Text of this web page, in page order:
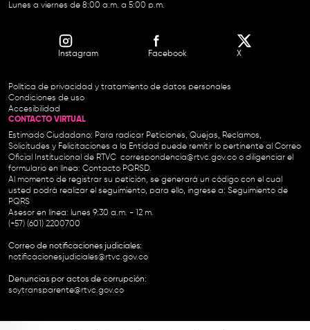
Lunes a viernes de 8:00 a.m. a 5:00 p.m.
Instagram Facebook X
Política de privacidad y tratamiento de datos personales
Condiciones de uso
Accesibilidad
CONTACTO VIRTUAL
Estimado Ciudadano: Para radicar Peticiones, Quejas, Reclamos,
Solicitudes y Felicitaciones a la Entidad puede remitir lo pertinente al Correo
Oficial Institucional de RTVC correspondencia@rtvc.gov.co o diligenciar el
formulario en línea: Contacto PQRSD.
Al momento de registrar su petición, se generará un código con el cual
usted podrá realizar el seguimiento, para ello, ingrese a: Seguimiento de
PQRS
Asesor en línea: lunes 9:30 a.m. - 12 m.
(+57) (601) 2200700
Correo de notificaciones judiciales:
notificacionesjudiciales@rtvc.gov.co
Denuncias por actos de corrupción:
soytransparente@rtvc.gov.co